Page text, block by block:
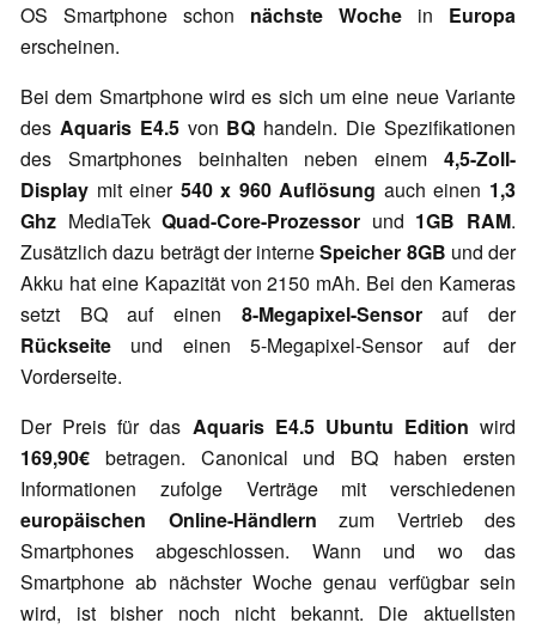
OS Smartphone schon nächste Woche in Europa
erscheinen.
Bei dem Smartphone wird es sich um eine neue Variante
des Aquaris E4.5von BQ handeln. Die Spezifikationen
des Smartphones beinhalten neben einem 4,5-Zoll-
Display mit einer 540 x 960 Auflösung auch einen 1,3
Ghz MediaTekQuad-Core-Prozessor und 1GB RAM.
Zusätzlich dazu beträgt der interneSpeicher 8GB und der
Akku hat eine Kapazität von 2150 mAh. Bei den Kameras
setzt BQ auf einen 8-Megapixel-Sensorauf der
Rückseite und einen 5-Megapixel-Sensor auf der
Vorderseite.
Der Preis für das Aquaris E4.5 Ubuntu Edition wird
169,90€ betragen. Canonical und BQ haben ersten
Informationen zufolge Verträge mit verschiedenen
europäischen Online-Händlern zum Vertrieb des
Smartphones abgeschlossen. Wann und wo das
Smartphone ab nächster Woche genau verfügbar sein
wird, ist bisher noch nicht bekannt. Die aktuellsten